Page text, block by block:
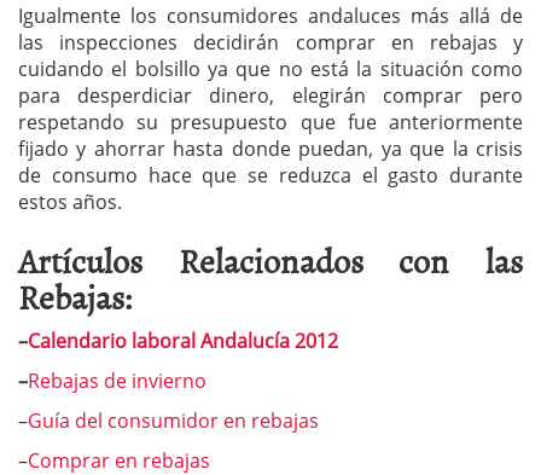
Igualmente los consumidores andaluces más allá de
las inspecciones decidirán comprar en rebajas y
cuidando el bolsillo ya que no está la situación como
para desperdiciar dinero, elegirán comprar pero
respetando su presupuesto que fue anteriormente
fijado y ahorrar hasta donde puedan, ya que la crisis
de consumo hace que se reduzca el gasto durante
estos años.
Artículos Relacionados con las
Rebajas:
–Calendario laboral Andalucía 2012
–Rebajas de invierno
–Guía del consumidor en rebajas
–Comprar en rebajas